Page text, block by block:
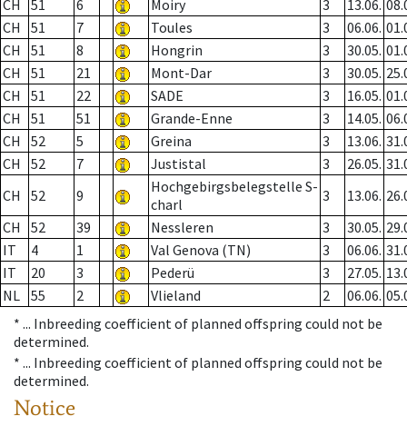
CH 51 6 Moiry 3 13.06.
CH
51 7 Toules 3 06.06.
CH
51 8 Hongrin 3 30.05.
CH
51 21 Mont-Dar 3 30.05.
CH
51 22 SADE 3 16.05.
CH
51 51 Grande-Enne 3 14.05.
CH
52 5 Greina 3 13.06.
CH
52 7 Justistal 3 26.05.
CH
52 9
Hochgebirgsbelegstelle S-
charl
3 13.06.
CH
52 39 Nessleren 3 30.05.
IT
4 1 Val Genova (TN) 3 06.06.
IT
20 3 Pederü 3 27.05.
NL 55 2 Vlieland 2 06.06.
* ... Inbreeding coefficient of planned offspring could not be
determined.
* ... Inbreeding coefficient of planned offspring could not be
determined.
Notice